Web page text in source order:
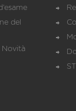
del
Novità